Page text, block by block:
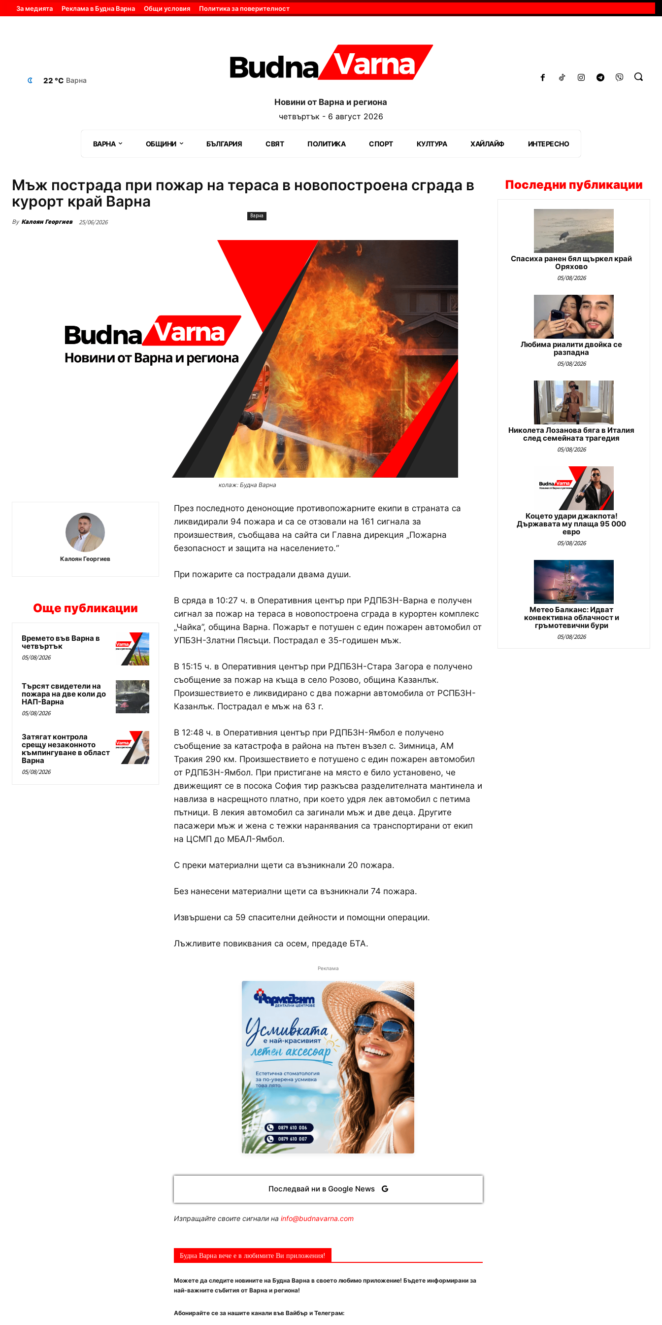
За медията Реклама в Будна Варна Общи условия Политика за поверителност
22 °C Варна
Новини от Варна и региона
четвъртък - 6 август 2026
ВАРНА ОБЩИНИ БЪЛГАРИЯ СВЯТ ПОЛИТИКА СПОРТ КУЛТУРА ХАЙЛАЙФ ИНТЕРЕСНО
Мъж пострада при пожар на тераса в новопостроена сграда в
курорт край Варна
By Калоян Георгиев 25/06/2026
Варна
колаж: Будна Варна
Калоян Георгиев
Още публикации
Времето във Варна в
четвъртък
05/08/2026
Търсят свидетели на
пожара на две коли до
НАП-Варна
05/08/2026
Затягат контрола
срещу незаконното
къмпингуване в област
Варна
05/08/2026
През последното денонощие противопожарните екипи в страната са
ликвидирали 94 пожара и са се отзовали на 161 сигнала за
произшествия, съобщава на сайта си Главна дирекция „Пожарна
безопасност и защита на населението.“
При пожарите са пострадали двама души.
В сряда в 10:27 ч. в Оперативния център при РДПБЗН-Варна е получен
сигнал за пожар на тераса в новопостроена сграда в курортен комплекс
„Чайка”, община Варна. Пожарът е потушен с един пожарен автомобил от
УПБЗН-Златни Пясъци. Пострадал е 35-годишен мъж.
В 15:15 ч. в Оперативния център при РДПБЗН-Стара Загора е получено
съобщение за пожар на къща в село Розово, община Казанлък.
Произшествието е ликвидирано с два пожарни автомобила от РСПБЗН-
Казанлък. Пострадал е мъж на 63 г.
В 12:48 ч. в Оперативния център при РДПБЗН-Ямбол е получено
съобщение за катастрофа в района на пътен възел с. Зимница, АМ
Тракия 290 км. Произшествието е потушено с един пожарен автомобил
от РДПБЗН-Ямбол. При пристигане на място е било установено, че
движещият се в посока София тир разкъсва разделителната мантинела и
навлиза в насрещното платно, при което удря лек автомобил с петима
пътници. В лекия автомобил са загинали мъж и две деца. Другите
пасажери мъж и жена с тежки наранявания са транспортирани от екип
на ЦСМП до МБАЛ-Ямбол.
С преки материални щети са възникнали 20 пожара.
Без нанесени материални щети са възникнали 74 пожара.
Извършени са 59 спасителни дейности и помощни операции.
Лъжливите повиквания са осем, предаде БТА.
Реклама
Последвай ни в Google News
Изпращайте своите сигнали на info@budnavarna.com
Будна Варна вече е в любимите Ви приложения!
Можете да следите новините на Будна Варна в своето любимо приложение! Бъдете информирани за
най-важните събития от Варна и региона!
Абонирайте се за нашите канали във Вайбър и Телеграм:
Последни публикации
Спасиха ранен бял щъркел край
Оряхово
05/08/2026
Любима риалити двойка се
разпадна
05/08/2026
Николета Лозанова бяга в Италия
след семейната трагедия
05/08/2026
Коцето удари джакпота!
Държавата му плаща 95 000
евро
05/08/2026
Метео Балканс: Идват
конвективна облачност и
гръмотевични бури
05/08/2026